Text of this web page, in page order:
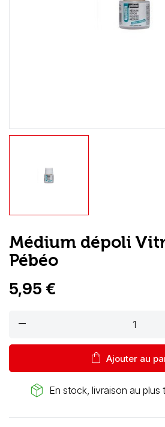
Médium dépoli
Pébéo
5,95 €
remove
shopping_bag Ajouter au
package_2 En stock, livraison au plus